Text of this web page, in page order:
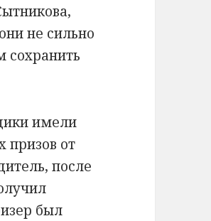
не сильно
сохранить
имели
призов от
после
был